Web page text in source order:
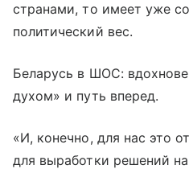
странами, то имеет уже
политический вес.
Беларусь в ШОС:
духом» и путь вперед.
«И, конечно, для нас это
для выработки решений